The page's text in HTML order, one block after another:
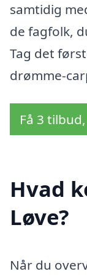
samtidig
de fagfolk,
Tag det
drømme-
Få 3
Hvad
Løve?
Når du